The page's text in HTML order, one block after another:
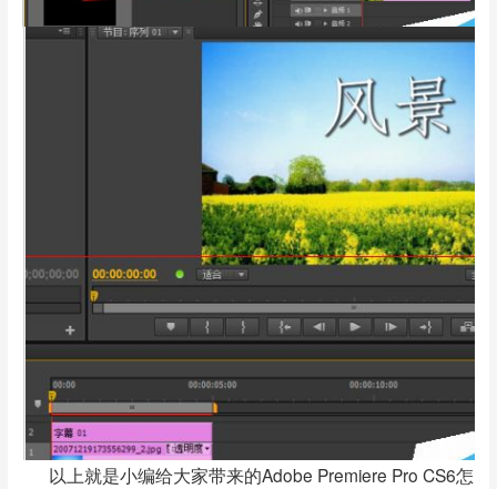
以上就是小编给大家带来的Adobe Premiere Pro CS6怎